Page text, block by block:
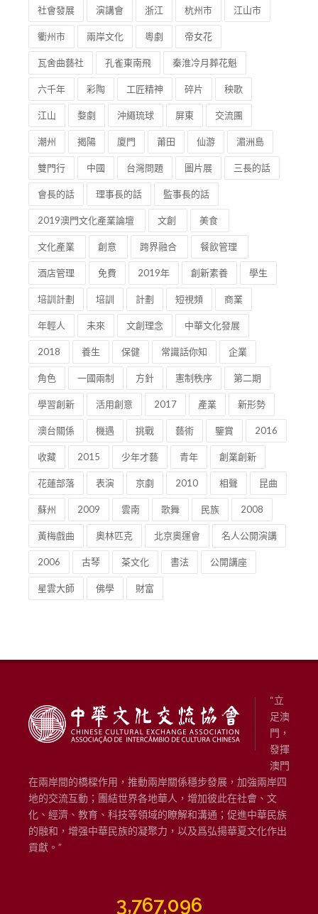
社會發展 演講會 浙江 杭州市 江山市
衢州市 兩岸文化 粵劇 帝女花
瓦舍曲藝社 孔雀東南飛 秦淮冷月葬花魁
六千年 彩陶 工匠精神 碎片 秧歌
江山 婺劇 沖繩琉球 屏東 交流團
潮州 揭陽 廈門 莆田 仙游 湄洲島
雙門行 中國 台灣問題 圖片展 三長的話
會長的話 理事長的話 監事長的話
2019澳門文化產業論壇 文創 美食
文化產業 創意 跨界融合 餐飲管理
酒店管理 免費 2019年 創新素養 學生
培訓計劃 培訓 計劃 短視頻 商業
年輕人 未來 文創理念 中華文化發展
2018 養生 保健 常識話你知 企業
角色 一國兩制 方針 憲制秩序 第二期
學習創新 活用創意 2017 產業 新形勢
澳台關係 機遇 挑戰 藝術 鑒賞 2016
收藏 2015 少年才藝 青年 創業創新
花蓮部落 表演 京劇 2010 相聲 昆曲
蘇州 2009 雲南 歌舞 民族 2008
黃梅戲曲 奧林匹克 北京奧運會 名人公開演講
2006 古琴 茶文化 書法 公開講座
星雲大師 佛學 財富
“立
足澳
門，
發揮
澳門
在兩岸間的橋樑作用，推動兩岸關係穩步發展，加強兩岸四
地的交流互動；團結世界各地華人，增加彼此在社會、文
化、經濟、教育、科技等領域的瞭解和溝通；促進中華民族
的融和，增强中華民族的凝聚力，以及爲弘揚華夏文化作出
貢獻。”
3,767,096